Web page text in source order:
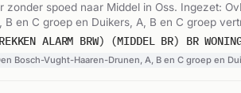
zonder spoed naar Middel in Oss. Ingezet:
B en C groep en Duikers, A, B en C groep
14:04.ALARM BRW) (MIDDEL BR) BR
Bosch-Vught-Haaren-Drunen, A, B en C groep en